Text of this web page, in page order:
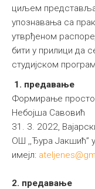
циљем
упознавања са
утврђеном
бити у прилици да
студијском
1. предавање
Формирање
Небојша Савовић
31. 3. 2022,
OШ ,,Ђура Јакшић’’
имејл:
2. предавање